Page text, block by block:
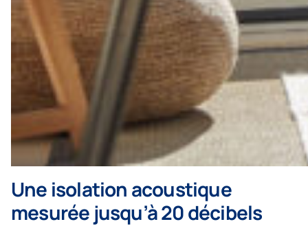
Une isolation acoustique
mesurée jusqu’à 20 décibels